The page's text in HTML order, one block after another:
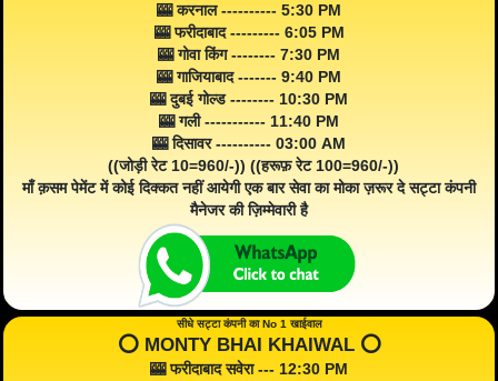
🎰 करनाल ---------- 5:30 PM
🎰 फरीदाबाद --------- 6:05 PM
🎰 गोवा किंग -------- 7:30 PM
🎰 गाजियाबाद ------- 9:40 PM
🎰 दुबई गोल्ड -------- 10:30 PM
🎰 गली ----------- 11:40 PM
🎰 दिसावर ---------- 03:00 AM
((जोड़ी रेट 10=960/-)) ((हरूफ़ रेट 100=960/-))
माँ क़सम पेमेंट में कोई दिक्कत नहीं आयेगी एक बार सेवा का मोका ज़रूर दे सट्टा कंपनी
मैनेजर की ज़िम्मेवारी है
सीधे सट्टा कंपनी का No 1 खाईवाल
⭕️ MONTY BHAI KHAIWAL ⭕️
🎰 फरीदाबाद सवेरा --- 12:30 PM